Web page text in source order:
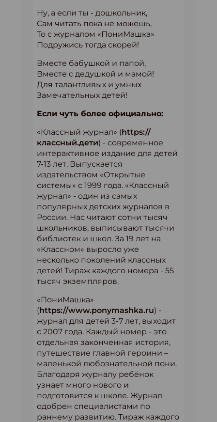
Ну, а если ты - дошкольник,
Сам читать пока не можешь,
То с журналом «ПониМашка»
Подружись тогда скорей!
Вместе бабушкой и папой,
Вместе с дедушкой и мамой!
Для талантливых и умных
Замечательных детей!
Если чуть более официально:
«Классный журнал» (https://
классный.дети) - современное
интерактивное издание для детей
7-13 лет. Выпускается
издательством «Открытые
системы» с 1999 года. «Классный
журнал» - один из самых
популярных детских журналов в
России. Нас читают сотни тысяч
школьников, выписывают тысячи
библиотек и школ. За 19 лет на
«Классном» выросло уже
несколько поколений классных
детей! Тираж каждого номера - 55
тысяч экземпляров.
«ПониМашка»
(https://www.ponymashka.ru) -
журнал для детей 3-7 лет, выходит
с 2007 года. Каждый номер - это
отдельная законченная история,
путешествие главной героини –
маленькой любознательной пони.
Благодаря журналу ребёнок
узнает много нового и
подготовится к школе. Журнал
одобрен специалистами по
раннему развитию. Тираж каждого